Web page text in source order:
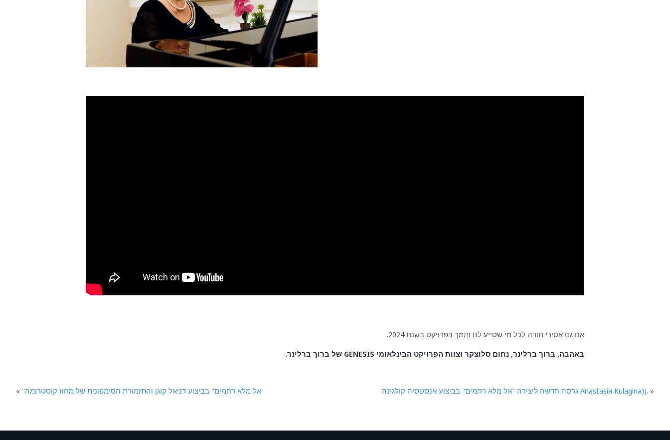
אנו גם אסירי תודה לכל מי שסייע לנו ותמך בפרויקט בשנת 2024.
באהבה, ברוך ברלינר, נחום סלוצקר וצוות הפרויקט הבינלאומי GENESIS של ברוך ברלינר.
« "אל מלא רחמים" בביצוע דניאל קוגן והתזמורת הסימפונית של מחוז קוסטרומה גרסה חדשה ליצירה "אל מלא רחמים" בביצוע אנסטסיה קולגינה Anastasia Kulagina)). »